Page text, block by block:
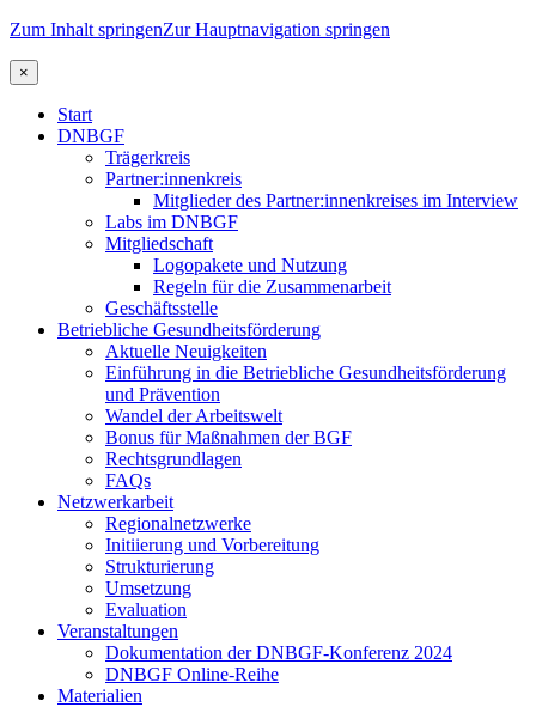
Zum Inhalt springenZur Hauptnavigation springen
×
Start
DNBGF
Trägerkreis
Partner:innenkreis
Mitglieder des Partner:innenkreises im Interview
Labs im DNBGF
Mitgliedschaft
Logopakete und Nutzung
Regeln für die Zusammenarbeit
Geschäftsstelle
Betriebliche Gesundheitsförderung
Aktuelle Neuigkeiten
Einführung in die Betriebliche Gesundheitsförderung
und Prävention
Wandel der Arbeitswelt
Bonus für Maßnahmen der BGF
Rechtsgrundlagen
FAQs
Netzwerkarbeit
Regionalnetzwerke
Initiierung und Vorbereitung
Strukturierung
Umsetzung
Evaluation
Veranstaltungen
Dokumentation der DNBGF-Konferenz 2024
DNBGF Online-Reihe
Materialien